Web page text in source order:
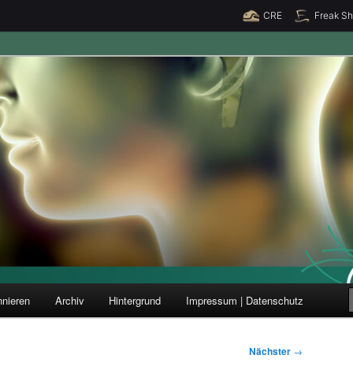
CRE Freak
und Forschung
Archiv Hintergrund Impressum | Datenschutz
Nächster →